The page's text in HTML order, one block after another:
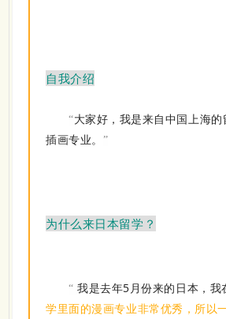
自我介绍
“大家好，我是来自中国上海
插画专业。
”
为什么来日本留学？
“我是去年5 月份来的日本，
学里面的漫画专业非常优秀，所以